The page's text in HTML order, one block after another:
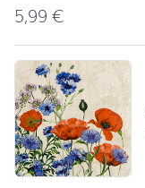
5,99€